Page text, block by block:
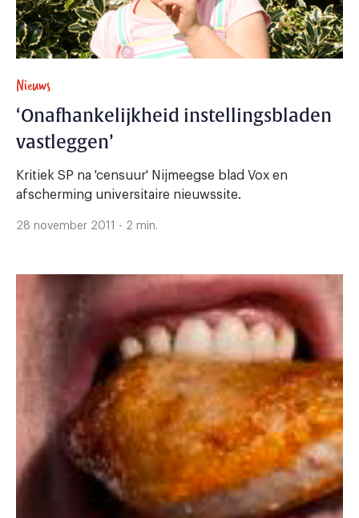
Nieuws
‘Onafhankelijkheid instellingsbladen
vastleggen’
Kritiek SP na 'censuur' Nijmeegse blad Vox en
afscherming universitaire nieuwssite.
28 november 2011 - 2 min.